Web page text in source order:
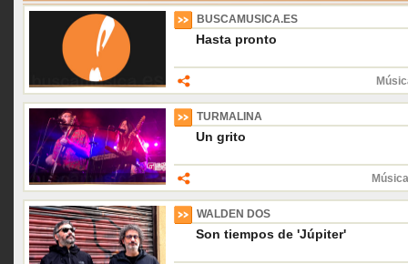
BUSCAMUSICA.ES
Hasta pronto
TURMALINA
Un grito
WALDEN DOS
Son tiempos de 'Júpiter'